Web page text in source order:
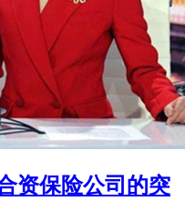
资保险公司的突